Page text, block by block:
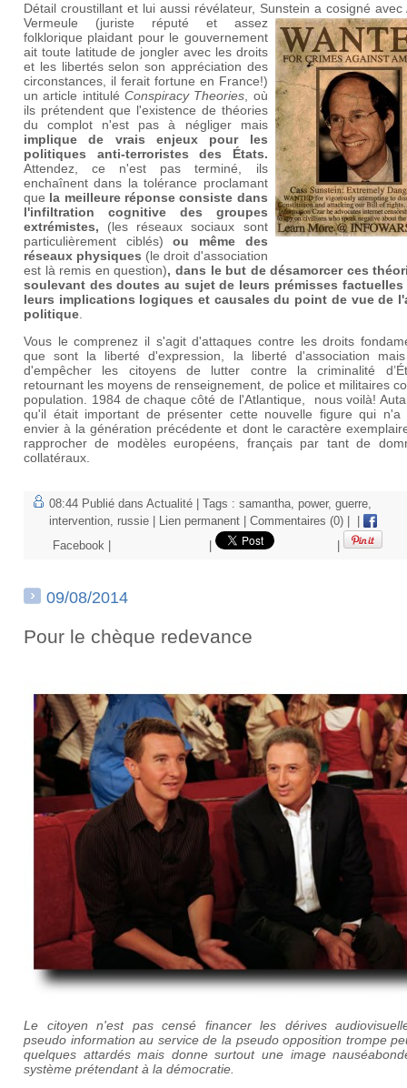
Détail croustillant et lui aussi révélateur, Sunstein a cosigné avec
Vermeule (juriste réputé et assez
folklorique plaidant pour le gouvernement
ait toute latitude de jongler avec les droits
et les libertés selon son appréciation des
circonstances, il ferait fortune en France!)
un article intitulé Conspiracy Theories, où
ils prétendent que l'existence de théories
du complot n'est pas à négliger mais
implique de vrais enjeux pour les
politiques anti-terroristes des États.
Attendez, ce n'est pas terminé, ils
enchaînent dans la tolérance proclamant
que la meilleure réponse consiste dans
l'infiltration cognitive des groupes
extrémistes, (les réseaux sociaux sont
particulièrement ciblés)ou même des
réseaux physiques (le droit d'association
est là remis en question), dans le but de désamorcer ces
soulevant des doutes au sujet de leurs prémisses factuelles
leurs implications logiques et causales du point de vue de
politique.
Vous le comprenez il s'agit d'attaques contre les droits
que sont la liberté d'expression, la liberté d'association
d'empêcher les citoyens de lutter contre la criminalité
retournant les moyens de renseignement, de police et militaires
population. 1984 de chaque côté de l'Atlantique, nous voilà!
qu'il était important de présenter cette nouvelle figure qui n'a
envier à la génération précédente et dont le caractère
rapprocher de modèles européens, français par tant de
collatéraux.
08:44 Publié dans Actualité | Tags : samantha, power, guerre,
intervention, russie Lien permanent Commentaires (0)
Facebook
09/08/2014
Pour le chèque redevance
Le citoyen n'est pas censé financer les dérives
pseudo information au service de la pseudo opposition trompe
quelques attardés mais donne surtout une image
système prétendant à la démocratie.